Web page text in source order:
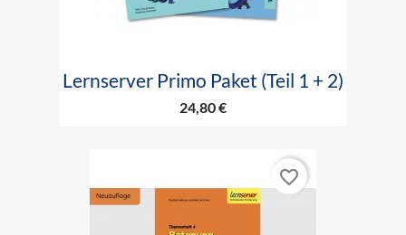
Lernserver Primo Paket (Teil 1 + 2)
24,80 €
favorite_border